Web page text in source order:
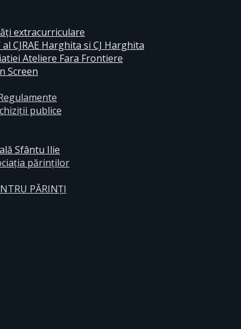
extracurriculare
CJRAE Harghita si CJ Harghita
Ateliere Fara Frontiere
Screen
publice
Sfântu Ilie
părinților
PĂRINȚI